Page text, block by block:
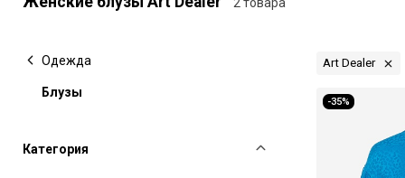
Одежда
Блузы
Категория
Art Dealer
-35%